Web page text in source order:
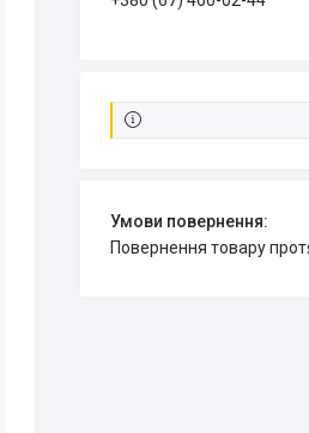
повернення товару